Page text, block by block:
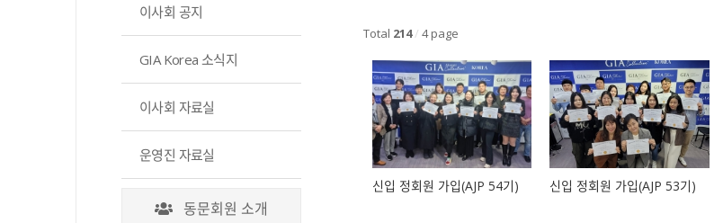
이사회 공지
GIA Korea 소식지
이사회 자료실
운영진 자료실
동문회원 소개
Total 214 / 4 page
신입 정회원 가입(AJP 54기) 신입 정회원 가입(AJP 53기)